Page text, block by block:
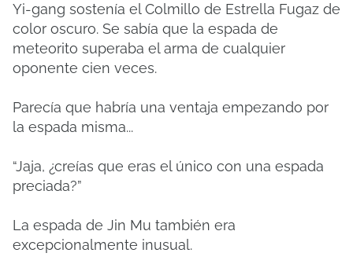
Yi-gang sostenía el Colmillo de Estrella Fugaz de
color oscuro. Se sabía que la espada de
meteorito superaba el arma de cualquier
oponente cien veces.
Parecía que habría una ventaja empezando por
la espada misma...
“Jaja, ¿creías que eras el único con una espada
preciada?”
La espada de Jin Mu también era
excepcionalmente inusual.